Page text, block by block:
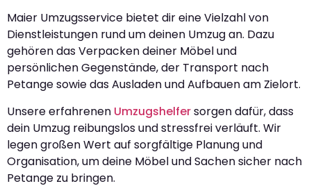
Maier Umzugsservice bietet dir eine Vielzahl von
Dienstleistungen rund um deinen Umzug an. Dazu
gehören das Verpacken deiner Möbel und
persönlichen Gegenstände, der Transport nach
Petange sowie das Ausladen und Aufbauen am Zielort.
Unsere erfahrenen Umzugshelfersorgen dafür, dass
dein Umzug reibungslos und stressfrei verläuft. Wir
legen großen Wert auf sorgfältige Planung und
Organisation, um deine Möbel und Sachen sicher nach
Petange zu bringen.